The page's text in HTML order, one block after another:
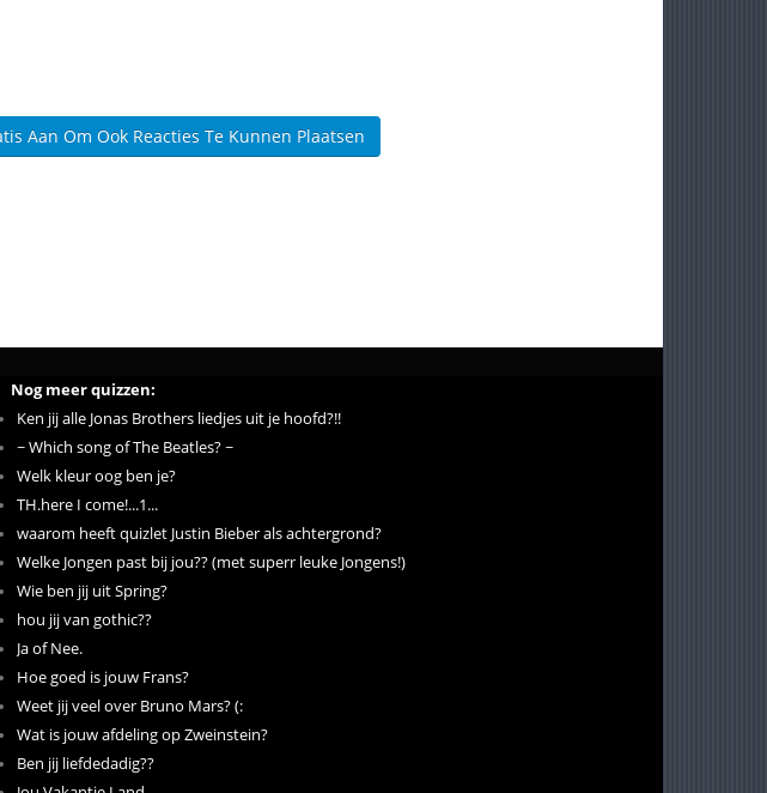
Aan Om Ook Reacties Te Kunnen Plaatsen
Nog meer quizzen:
Ken jij alle Jonas Brothers liedjes uit je hoofd?!!
~ Which song of The Beatles? ~
Welk kleur oog ben je?
TH.here I come!...1...
waarom heeft quizlet Justin Bieber als achtergrond?
Welke Jongen past bij jou?? (met superr leuke Jongens!)
Wie ben jij uit Spring?
hou jij van gothic??
Ja of Nee.
Hoe goed is jouw Frans?
Weet jij veel over Bruno Mars? (:
Wat is jouw afdeling op Zweinstein?
Ben jij liefdedadig??